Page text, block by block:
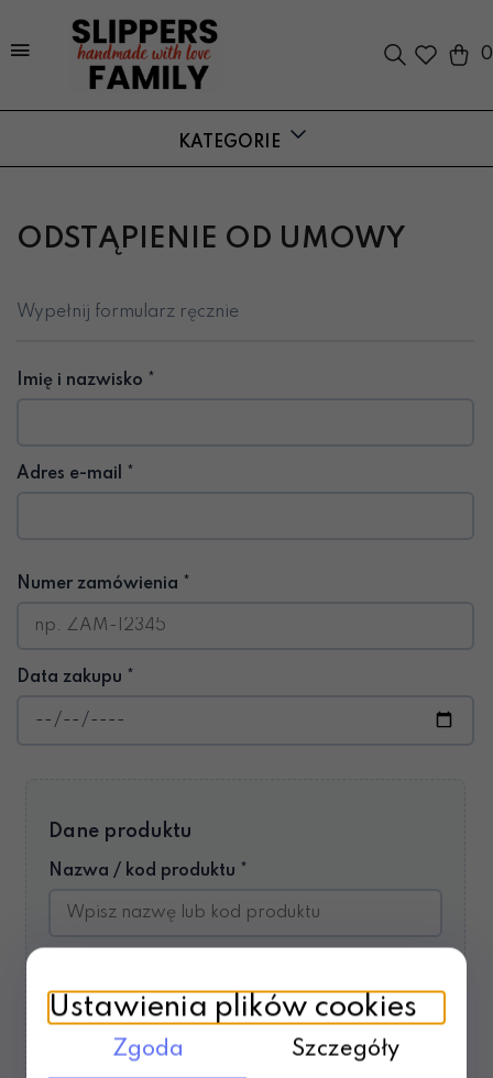
0
KATEGORIE
ODSTĄPIENIE OD UMOWY
Wypełnij formularz ręcznie
Imię i nazwisko *
Adres e-mail *
Numer zamówienia *
Data zakupu *
Dane produktu
Nazwa / kod produktu *
Ustawienia plików cookies
Zgoda Szczegóły